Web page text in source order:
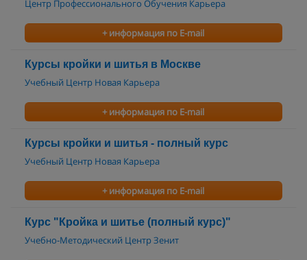
Центр Профессионального Обучения Карьера
+ информация по E-mail
Курсы кройки и шитья в Москве
Учебный Центр Новая Карьера
+ информация по E-mail
Курсы кройки и шитья - полный курс
Учебный Центр Новая Карьера
+ информация по E-mail
Курс "Кройка и шитье (полный курс)"
Учебно-Методический Центр Зенит